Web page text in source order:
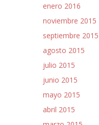
enero 2016
noviembre 2015
septiembre 2015
agosto 2015
julio 2015
junio 2015
mayo 2015
abril 2015